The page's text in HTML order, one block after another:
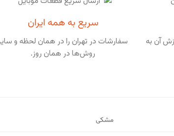
آن به
سریع به همه ایران
سفارشات در تهران را در همان لحظه و
روش‌ها در همان روز.
مشکی